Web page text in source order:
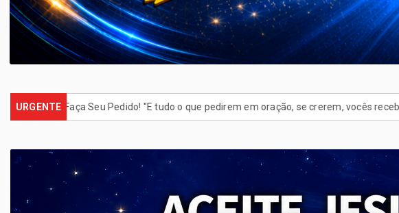
URGENTE
Pedido! "E tudo o que pedirem em oração, se crerem, vocês receberão". Mateus 21:22